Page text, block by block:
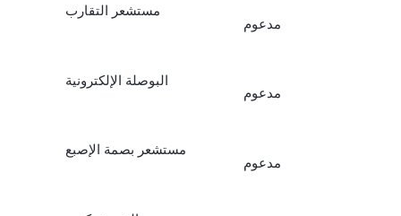
مستشعر التقارب
مدعوم
البوصلة الإلكترونية
مدعوم
مستشعر بصمة الإصبع
مدعوم